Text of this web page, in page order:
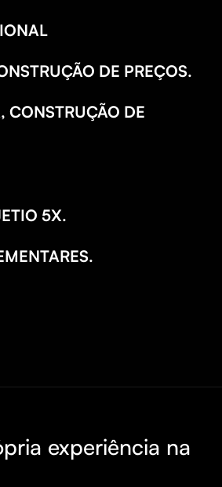
DE PREÇOS.
CONSTRUÇÃO DE
5X.
experiência na